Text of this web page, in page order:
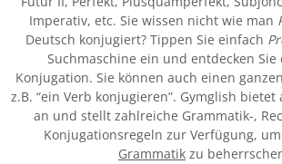
Imperativ, etc. Sie wissen nicht wie man
Deutsch konjugiert? Tippen Sie einfach
Suchmaschine ein und entdecken Sie
Konjugation. Sie können auch einen
z.B. “ein Verb konjugieren”. Gymglish
an und stellt zahlreiche Grammatik-,
Konjugationsregeln zur Verfügung,
Grammatik zu